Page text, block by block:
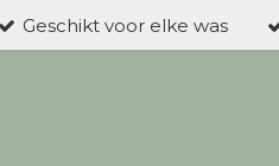
Geschikt voor elke was